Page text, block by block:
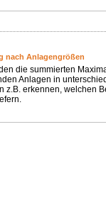
nach Anlagengrößen
die summierten
Anlagen in
z.B. erkennen, welchen